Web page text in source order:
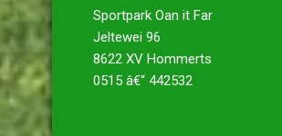
Sportpark Oan it Far
Jeltewei 96
8622 XV Hommerts
0515 â€“ 442532